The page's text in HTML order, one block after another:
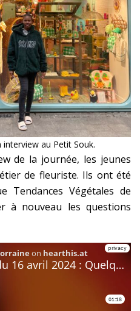
au Petit Souk.
de la journée, les jeunes
de fleuriste. Ils ont été
Tendances Végétales de
nouveau les questions